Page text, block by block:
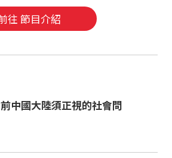
往 節目介紹
中國大陸須正視的社會問